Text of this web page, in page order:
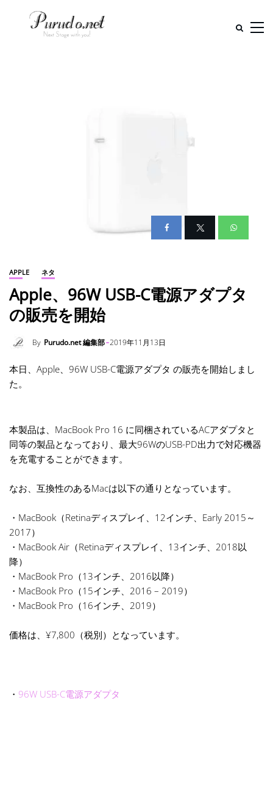
APPLE ネタ
Apple、96W USB-C電源アダプタ
の販売を開始
By Purudo.net 編集部 2019年11月13日
本日、Apple、96W USB-C電源アダプタ の販売を開始しまし
た。
本製品は、MacBook Pro 16 に同梱されているACアダプタと
同等の製品となっており、最大96WのUSB-PD出力で対応機器
を充電することができます。
なお、互換性のあるMacは以下の通りとなっています。
・MacBook（Retinaディスプレイ、12インチ、Early 2015～
2017）
・MacBook Air（Retinaディスプレイ、13インチ、2018以
降）
・MacBook Pro（13インチ、2016以降）
・MacBook Pro（15インチ、2016 – 2019）
・MacBook Pro（16インチ、2019）
価格は、¥7,800（税別）となっています。
・ 96W USB-C電源アダプタ